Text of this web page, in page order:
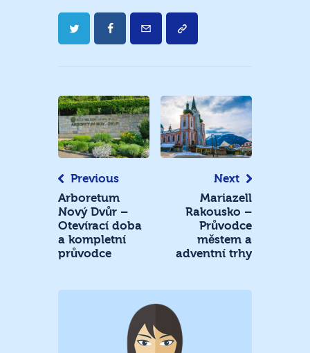
Navigace
pro
příspěvek
Previous
Arboretum
Nový Dvůr –
Otevírací doba
a kompletní
průvodce
Next
Mariazell
Rakousko –
Průvodce
městem a
adventní trhy